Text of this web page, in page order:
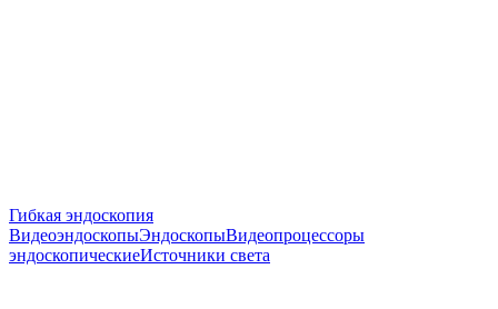
Гибкая эндоскопия
ВидеоэндоскопыЭндоскопыВидеопроцессоры
эндоскопическиеИсточники света